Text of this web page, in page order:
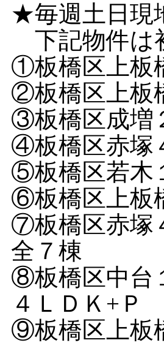
★毎週土日現
下記物件は
①板橋区上板
②板橋区上板
③板橋区成増
④板橋区赤塚
⑤板橋区若
⑥板橋区上板
⑦板橋区赤
全７棟
⑧板橋区中
４ＬＤＫ+Ｐ
⑨板橋区上板